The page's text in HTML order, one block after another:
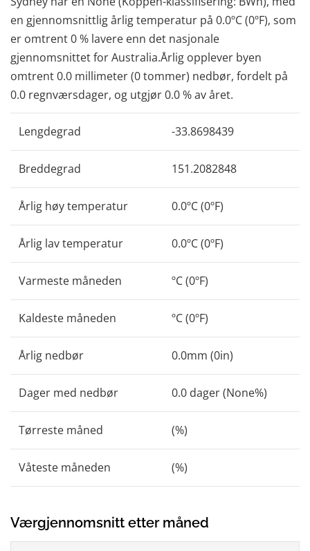
en gjennomsnittlig årlig temperatur på 0.0ºC (0ºF), som
er omtrent 0 % lavere enn det nasjonale
gjennomsnittet for Australia.Årlig opplever byen
omtrent 0.0 millimeter (0 tommer) nedbør, fordelt på
0.0 regnværsdager, og utgjør 0.0 % av året.
Lengdegrad -33.8698439
Breddegrad 151.2082848
Årlig høy temperatur 0.0ºC (0ºF)
Årlig lav temperatur 0.0ºC (0ºF)
Varmeste måneden ºC (0ºF)
Kaldeste måneden ºC (0ºF)
Årlig nedbør 0.0mm (0in)
Dager med nedbør 0.0 dager (None%)
Tørreste måned (%)
Våteste måneden (%)
Værgjennomsnitt etter måned